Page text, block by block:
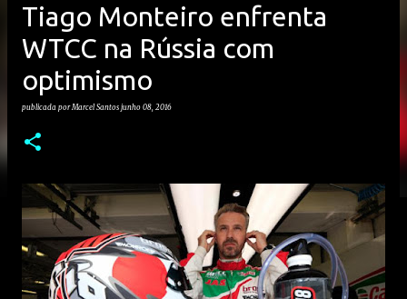
Tiago Monteiro enfrenta
WTCC na Rússia com
optimismo
publicada porMarcel Santos junho 08, 2016